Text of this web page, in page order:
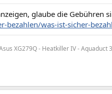
glaube die Gebühren
bezahlen/was-ist-sicher-
XG279Q - Heatkiller IV - Aquaduct